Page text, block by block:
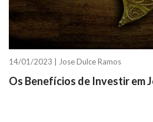
14/01/2023 | Jose Dulce Ramos
Os Benefícios de Investir em